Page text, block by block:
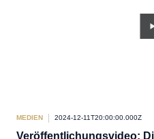
MEDIEN 2024-12-11T20:00:00.000Z
Veröffentlichungsvideo: